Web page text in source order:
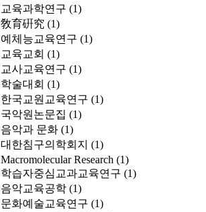
교육과학연구 (1)
敎育硏究 (1)
예체능교육연구 (1)
교육교회 (1)
교사교육연구 (1)
학술대회 (1)
한국교원교육연구 (1)
국악원논문집 (1)
음악과 문화 (1)
대한침구의학회지 (1)
Macromolecular Research (1)
학습자중심교과교육연구 (1)
음악교육공학 (1)
문화예술교육연구 (1)